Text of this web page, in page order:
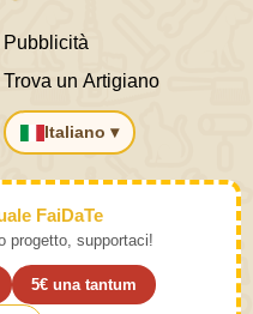
Pubblicità
Trova un Artigiano
Italiano ▾
FaiDaTe
progetto, supportaci!
5€ una tantum